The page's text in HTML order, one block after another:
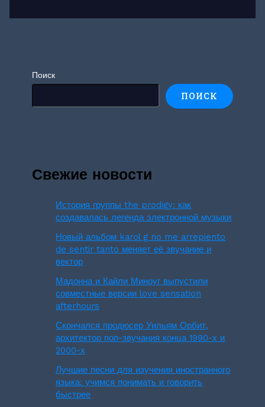
Поиск
ПОИСК
Свежие новости
История группы the prodigy: как
создавалась легенда электронной музыки
Новый альбом karol g no me arrepiento
de sentir tanto меняет её звучание и
вектор
Мадонна и Кайли Миноуг выпустили
совместные версии love sensation
afterhours
Скончался продюсер Уильям Орбит,
архитектор поп-звучания конца 1990-х и
2000-х
Лучшие песни для изучения иностранного
языка: учимся понимать и говорить
быстрее